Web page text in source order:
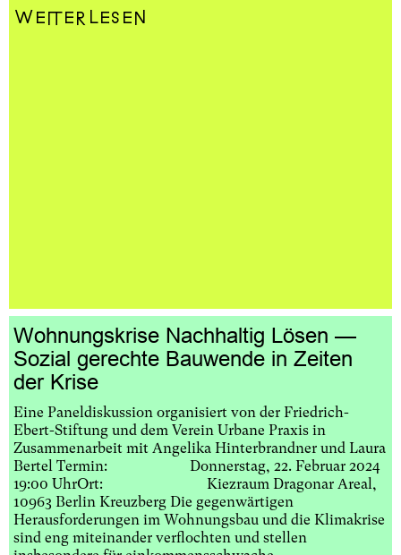
Weiterlesen
Wohnungskrise Nachhaltig Lösen —
Sozial gerechte Bauwende in Zeiten
der Krise
Eine Paneldiskussion organisiert von der Friedrich-
Ebert-Stiftung und dem Verein Urbane Praxis in
Zusammenarbeit mit Angelika Hinterbrandner und Laura
Bertel Termin: Donnerstag, 22. Februar 2024
19:00 UhrOrt: Kiezraum Dragonar Areal,
10963 Berlin Kreuzberg Die gegenwärtigen
Herausforderungen im Wohnungsbau und die Klimakrise
sind eng miteinander verflochten und stellen